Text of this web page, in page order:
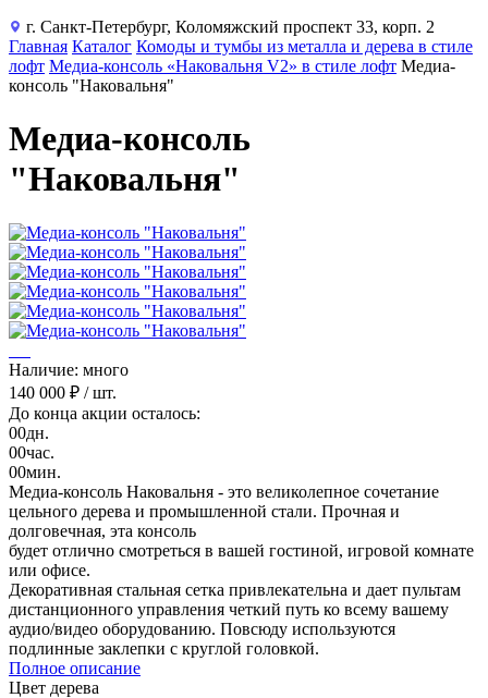
г. Санкт-Петербург, Коломяжский проспект 33, корп. 2
Главная Каталог Комоды и тумбы из металла и дерева в стиле
лофт Медиа-консоль «Наковальня V2» в стиле лофт Медиа-
консоль "Наковальня"
Медиа-консоль
"Наковальня"
Наличие: много
140 000 ₽ / шт.
До конца акции осталось:
00дн.
00час.
00мин.
Медиа-консоль Наковальня - это великолепное сочетание
цельного дерева и промышленной стали. Прочная и
долговечная, эта консоль
будет отлично смотреться в вашей гостиной, игровой комнате
или офисе.
Декоративная стальная сетка привлекательна и дает пультам
дистанционного управления четкий путь ко всему вашему
аудио/видео оборудованию. Повсюду используются
подлинные заклепки с круглой головкой.
Полное описание
Цвет дерева